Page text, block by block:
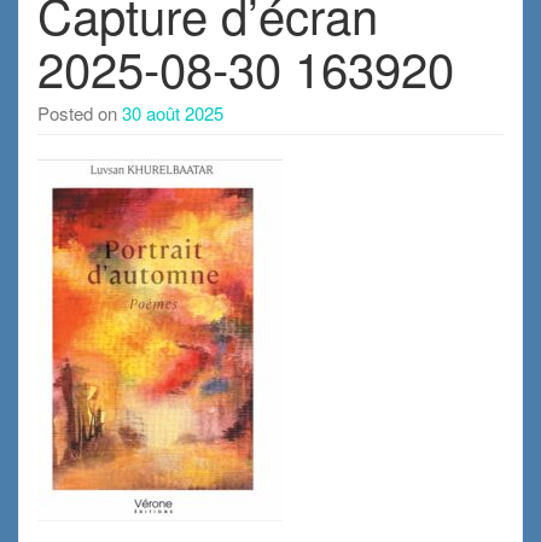
Capture d’écran
2025-08-30 163920
Posted on30 août 2025